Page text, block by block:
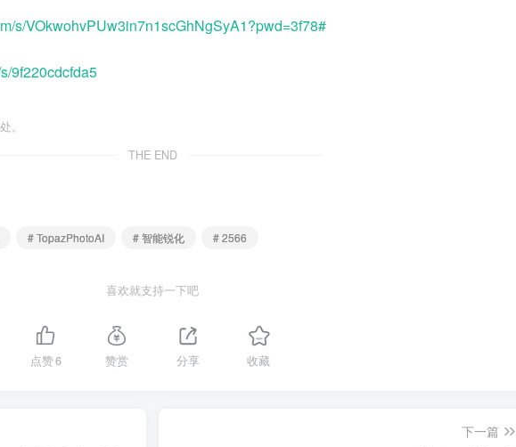
s/VOkwohvPUw3in7n1scGhNgSyA1?pwd=3f78#
9f220cdcfda5
。
THE END
# TopazPhotoAI # 智能锐化 # 2566
喜欢就支持一下吧
点赞6 赞赏 分享 收藏
下一篇